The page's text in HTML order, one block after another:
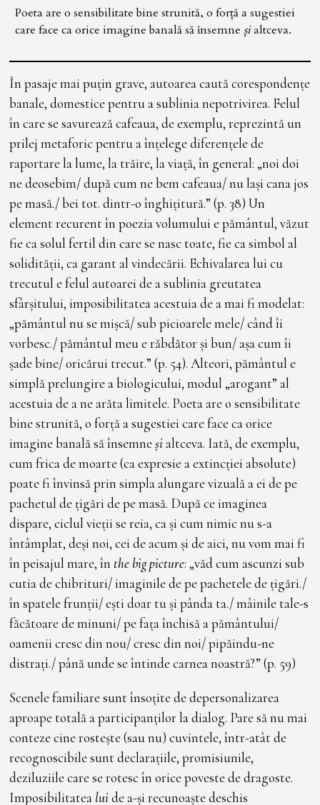
Poeta are o sensibilitate bine strunită, o forță a sugestiei
care face ca orice imagine banală să însemneșialtceva.
În pasaje mai puțin grave, autoarea caută corespondențe
banale, domestice pentru a sublinia nepotrivirea. Felul
în care se savurează cafeaua, de exemplu, reprezintă un
prilej metaforic pentru a înțelege diferențele de
raportare la lume, la trăire, la viață, în general: „noi doi
ne deosebim/ după cum ne bem cafeaua/ nu lași cana jos
pe masă./ bei tot. dintr-o înghițitură.” (p. 38) Un
element recurent în poezia volumului e pământul, văzut
fie ca solul fertil din care se nasc toate, fie ca simbol al
solidității, ca garant al vindecării. Echivalarea lui cu
trecutul e felul autoarei de a sublinia greutatea
sfârșitului, imposibilitatea acestuia de a mai fi modelat:
„pământul nu se mișcă/ sub picioarele mele/ când îi
vorbesc./ pământul meu e răbdător și bun/ așa cum îi
șade bine/ oricărui trecut.” (p. 54). Alteori, pământul e
simplă prelungire a biologicului, modul „arogant” al
acestuia de a ne arăta limitele. Poeta are o sensibilitate
bine strunită, o forță a sugestiei care face ca orice
imagine banală să însemneși altceva. Iată, de exemplu,
cum frica de moarte (ca expresie a extincției absolute)
poate fi învinsă prin simpla alungare vizuală a ei de pe
pachetul de țigări de pe masă. După ce imaginea
dispare, ciclul vieții se reia, ca și cum nimic nu s-a
întâmplat, deși noi, cei de acum și de aici, nu vom mai fi
în peisajul mare, în the big picture: „văd cum ascunzi sub
cutia de chibrituri/ imaginile de pe pachetele de țigări./
în spatele frunții/ ești doar tu și pânda ta./ mâinile tale-s
făcătoare de minuni/ pe fața închisă a pământului/
oamenii cresc din nou/ cresc din noi/ pipăindu-ne
distrați./ până unde se întinde carnea noastră?” (p. 59)
Scenele familiare sunt însoțite de depersonalizarea
aproape totală a participanților la dialog. Pare să nu mai
conteze cine rostește (sau nu) cuvintele, într-atât de
recognoscibile sunt declarațiile, promisiunile,
deziluziile care se rotesc în orice poveste de dragoste.
Imposibilitatea lui de a-și recunoaște deschis